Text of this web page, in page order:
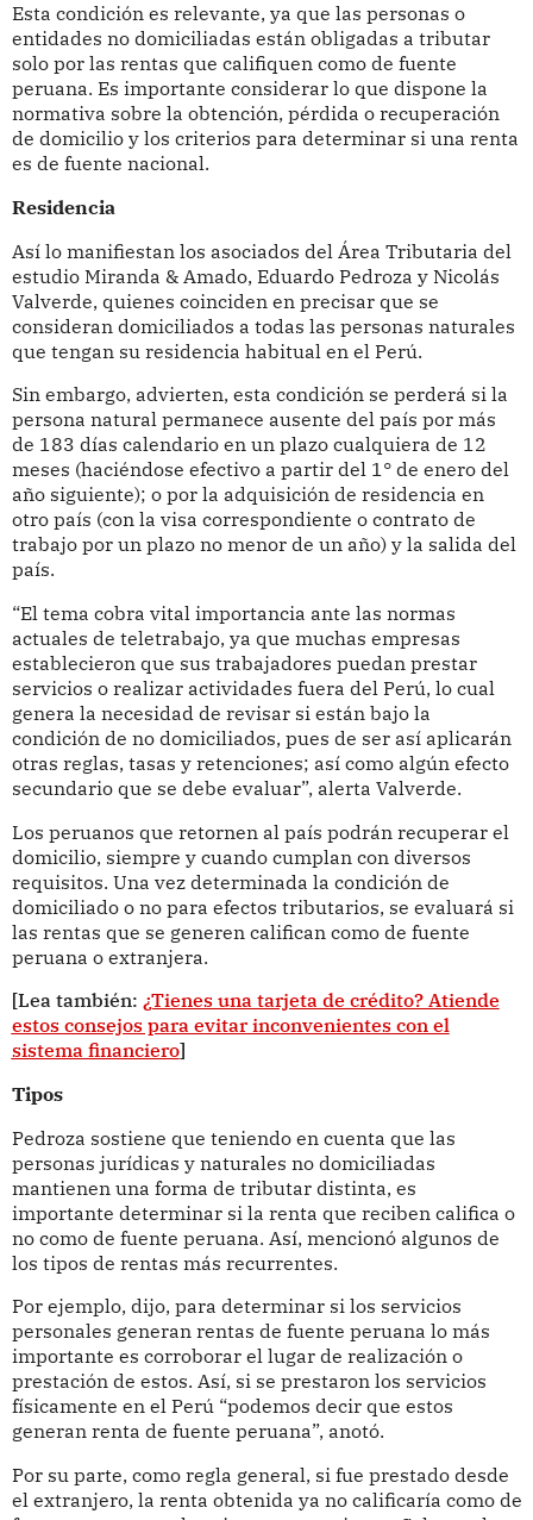
Esta condición es relevante, ya que las personas o
entidades no domiciliadas están obligadas a tributar
solo por las rentas que califiquen como de fuente
peruana. Es importante considerar lo que dispone la
normativa sobre la obtención, pérdida o recuperación
de domicilio y los criterios para determinar si una renta
es de fuente nacional.
Residencia
Así lo manifiestan los asociados del Área Tributaria del
estudio Miranda & Amado, Eduardo Pedroza y Nicolás
Valverde, quienes coinciden en precisar que se
consideran domiciliados a todas las personas naturales
que tengan su residencia habitual en el Perú.
Sin embargo, advierten, esta condición se perderá si la
persona natural permanece ausente del país por más
de 183 días calendario en un plazo cualquiera de 12
meses (haciéndose efectivo a partir del 1° de enero del
año siguiente); o por la adquisición de residencia en
otro país (con la visa correspondiente o contrato de
trabajo por un plazo no menor de un año) y la salida del
país.
“El tema cobra vital importancia ante las normas
actuales de teletrabajo, ya que muchas empresas
establecieron que sus trabajadores puedan prestar
servicios o realizar actividades fuera del Perú, lo cual
genera la necesidad de revisar si están bajo la
condición de no domiciliados, pues de ser así aplicarán
otras reglas, tasas y retenciones; así como algún efecto
secundario que se debe evaluar”, alerta Valverde.
Los peruanos que retornen al país podrán recuperar el
domicilio, siempre y cuando cumplan con diversos
requisitos. Una vez determinada la condición de
domiciliado o no para efectos tributarios, se evaluará si
las rentas que se generen califican como de fuente
peruana o extranjera.
[Lea también: ¿Tienes una tarjeta de crédito? Atiende
estos consejos para evitar inconvenientes con el
sistema financiero]
Tipos
Pedroza sostiene que teniendo en cuenta que las
personas jurídicas y naturales no domiciliadas
mantienen una forma de tributar distinta, es
importante determinar si la renta que reciben califica o
no como de fuente peruana. Así, mencionó algunos de
los tipos de rentas más recurrentes.
Por ejemplo, dijo, para determinar si los servicios
personales generan rentas de fuente peruana lo más
importante es corroborar el lugar de realización o
prestación de estos. Así, si se prestaron los servicios
físicamente en el Perú “podemos decir que estos
generan renta de fuente peruana”, anotó.
Por su parte, como regla general, si fue prestado desde
el extranjero, la renta obtenida ya no calificaría como de